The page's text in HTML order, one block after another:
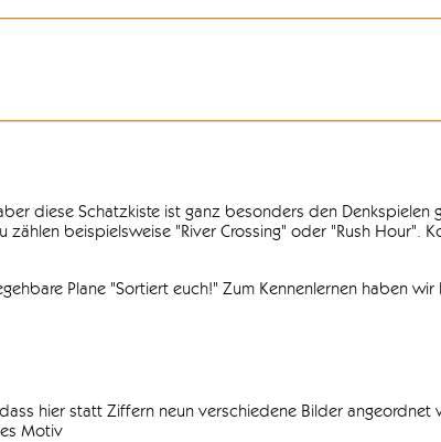
diese Schatzkiste ist ganz besonders den Denkspielen
beispielsweise "River Crossing" oder "Rush Hour".
Plane "Sortiert euch!" Zum Kennenlernen haben wir
hier statt Ziffern neun verschiedene Bilder angeordnet
Motiv